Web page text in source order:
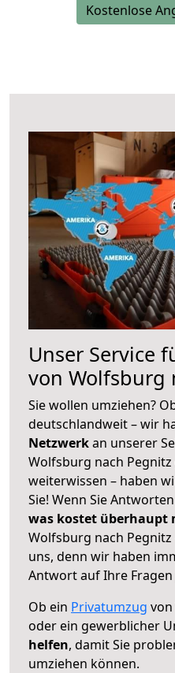
Kostenlose
Unser Service
von Wolfsburg
Sie wollen umziehen?
deutschlandweit – wir
Netzwerkan unserer
Wolfsburg nach
weiterwissen – haben
Sie! Wenn Sie
was kostet überhaupt
Wolfsburg nach Pegnitz
uns, denn wir haben
Antwort auf Ihre
Ob ein Privatumzug
oder ein gewerblicher
helfen, damit Sie
umziehen können.